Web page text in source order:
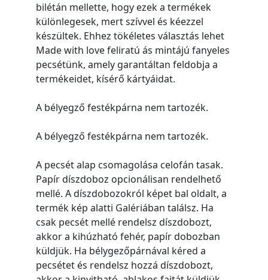
bilétán mellette, hogy ezek a termékek
különlegesek, mert szívvel és kéezzel
készültek. Ehhez tökéletes választás lehet
Made with love feliratú ás mintájú fanyeles
pecsétünk, amely garantáltan feldobja a
termékeidet, kísérő kártyáidat.
A bélyegző festékpárna nem tartozék.
A bélyegző festékpárna nem tartozék.
A pecsét alap csomagolása celofán tasak.
Papír díszdoboz opcionálisan rendelhető
mellé. A díszdobozokról képet bal oldalt, a
termék kép alatti Galériában találsz. Ha
csak pecsét mellé rendelsz díszdobozt,
akkor a kihúzható fehér, papír dobozban
küldjük. Ha bélygezőpárnával kéred a
pecsétet és rendelsz hozzá díszdobozt,